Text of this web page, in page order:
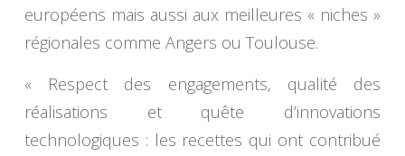
européens mais aussi aux meilleures « niches »
régionales comme Angers ou Toulouse.
« Respect des engagements, qualité des
réalisations et quête d’innovations
technologiques : les recettes qui ont contribué